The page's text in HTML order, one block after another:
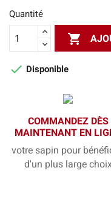
Quantité

 Disponible
COMMANDEZ DÈS
MAINTENANT EN
votre sapin pour
d'un plus large